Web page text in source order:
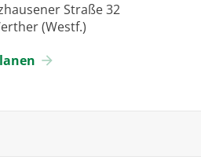
Straße 32
(Westf.)
arrow_forward